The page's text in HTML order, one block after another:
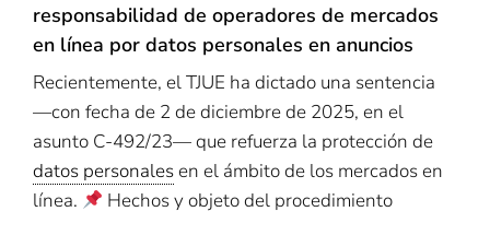
responsabilidad de operadores de mercados
en línea por datos personales en anuncios
Recientemente, el TJUE ha dictado una sentencia
—con fecha de 2 de diciembre de 2025, en el
asunto C-492/23— que refuerza la protección de
datos personalesen el ámbito de los mercados en
línea.
Hechos y objeto del procedimiento